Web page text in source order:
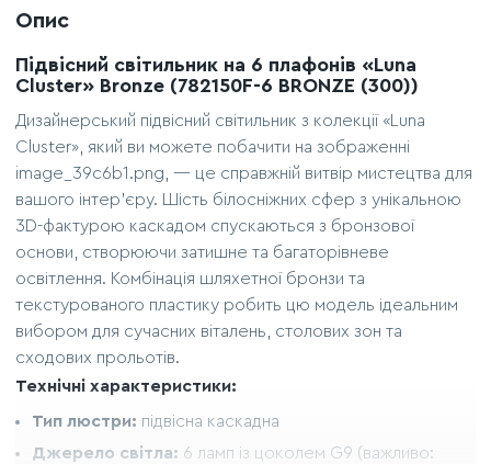
Опис
Підвісний світильник на 6 плафонів «Luna
Cluster» Bronze (782150F-6 BRONZE (300))
Дизайнерський підвісний світильник з колекції «Luna
Cluster», який ви можете побачити на зображенні
image_39c6b1.png, — це справжній витвір мистецтва для
вашого інтер'єру. Шість білосніжних сфер з унікальною
3D-фактурою каскадом спускаються з бронзової
основи, створюючи затишне та багаторівневе
освітлення. Комбінація шляхетної бронзи та
текстурованого пластику робить цю модель ідеальним
вибором для сучасних віталень, столових зон та
сходових прольотів.
Технічні характеристики:
Тип люстри: підвісна каскадна
Джерело світла: 6 ламп із цоколем G9 (важливо: